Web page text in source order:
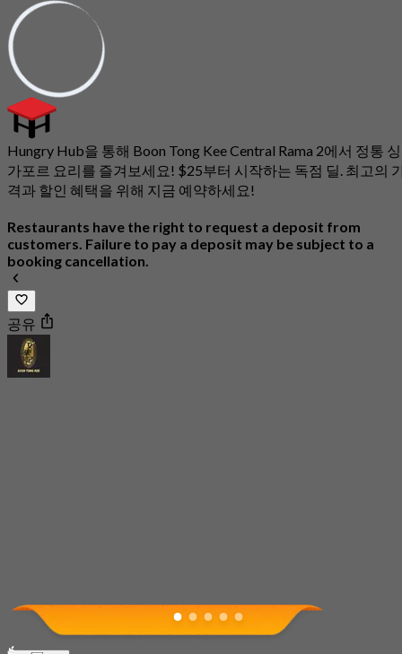
Hungry Hub을 통해 Boon Tong Kee Central Rama 2에서 정통 싱
가포르 요리를 즐겨보세요! $25부터 시작하는 독점 딜. 최고의
격과 할인 혜택을 위해 지금 예약하세요!
Restaurants have the right to request a deposit from
customers. Failure to pay a deposit may be subject to a
booking cancellation.
공유